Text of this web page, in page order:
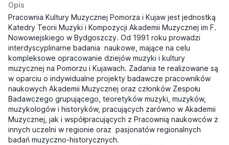
Opis
Pracownia Kultury Muzycznej Pomorza i Kujaw jest jednostką
Katedry Teorii Muzyki i Kompozycji Akademii Muzycznej im F.
Nowowiejskiego w Bydgoszczy. Od 1991 roku prowadzi
interdyscyplinarne badania naukowe, mające na celu
kompleksowe opracowanie dziejów muzyki i kultury
muzycznej na Pomorzu i Kujawach. Zadania te realizowane są
w oparciu o indywidualne projekty badawcze pracowników
naukowych Akademii Muzycznej oraz członków Zespołu
Badawczego grupującego, teoretyków muzyki, muzyków,
muzykologów i historyków, pracujących zarówno w Akademii
Muzycznej, jak i współpracujących z Pracownią naukowców z
innych uczelni w regionie oraz pasjonatów regionalnych
badań muzyczno-historycznych.